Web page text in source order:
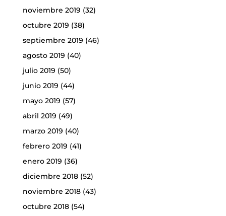
noviembre 2019 (32)
octubre 2019 (38)
septiembre 2019 (46)
agosto 2019 (40)
julio 2019 (50)
junio 2019 (44)
mayo 2019 (57)
abril 2019 (49)
marzo 2019 (40)
febrero 2019 (41)
enero 2019 (36)
diciembre 2018(52)
noviembre 2018(43)
octubre 2018(54)